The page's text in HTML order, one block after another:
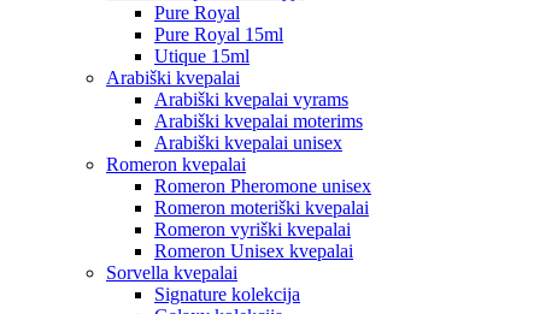
Pure Royal
Pure Royal 15ml
Utique 15ml
Arabiški kvepalai
Arabiški kvepalai vyrams
Arabiški kvepalai moterims
Arabiški kvepalai unisex
Romeron kvepalai
Romeron Pheromone unisex
Romeron moteriški kvepalai
Romeron vyriški kvepalai
Romeron Unisex kvepalai
Sorvella kvepalai
Signature kolekcija